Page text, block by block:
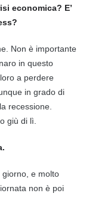
economica? E’
Non è importante
in questo
a perdere
in grado di
recessione.
giù di lì.
e molto
non è poi